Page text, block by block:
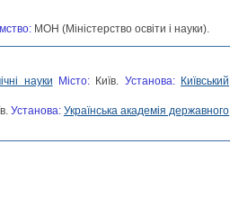
МОН (Міністерство освіти і науки).
науки Місто: Київ. Установа: Київський
Установа: Українська академія державного